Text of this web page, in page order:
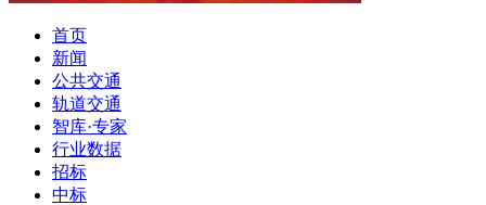
首页
新闻
公共交通
轨道交通
智库·专家
行业数据
招标
中标